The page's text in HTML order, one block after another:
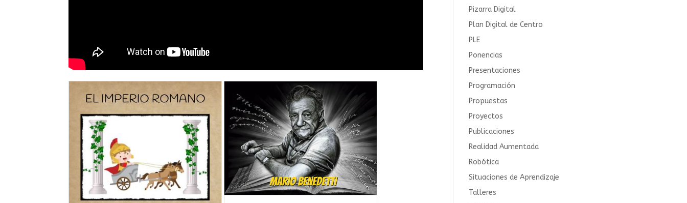
Pizarra Digital
Plan Digital de Centro
PLE
Ponencias
Presentaciones
Programación
Propuestas
Proyectos
Publicaciones
Realidad Aumentada
Robótica
Situaciones de Aprendizaje
Talleres